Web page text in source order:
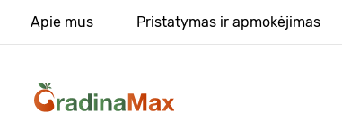
Apie mus Pristatymas ir apmokėjimas